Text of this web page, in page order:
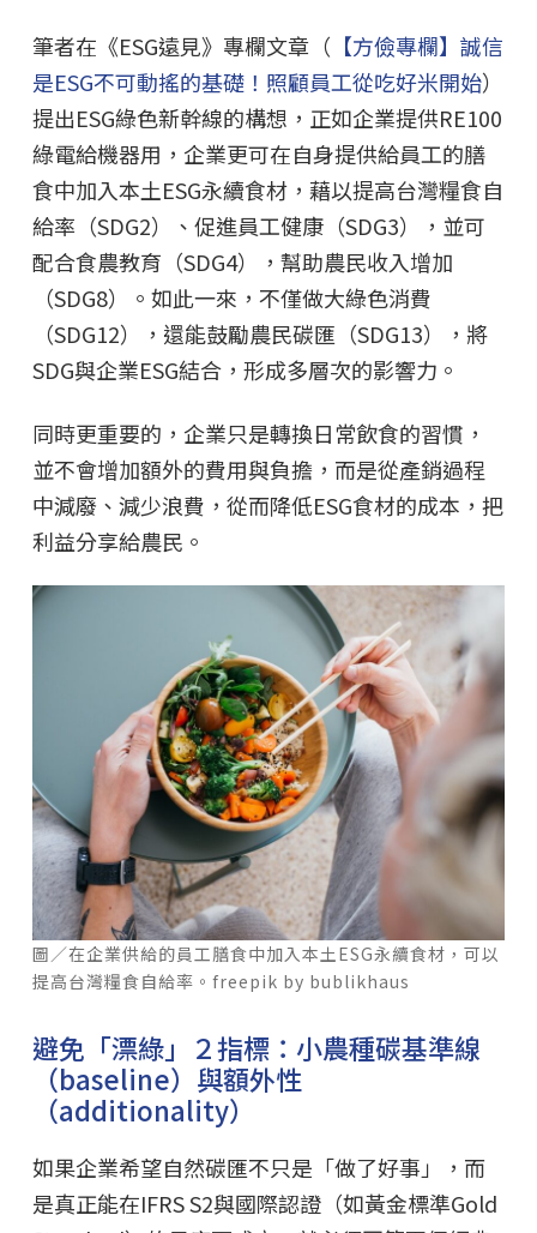
筆者在《ESG遠見》專欄文章（ 【方儉專欄】誠信
是ESG不可動搖的基礎！照顧員工從吃好米開始）
提出ESG綠色新幹線的構想，正如企業提供RE100
綠電給機器用，企業更可在自身提供給員工的膳
食中加入本土ESG永續食材，藉以提高台灣糧食自
給率（SDG2）、促進員工健康（SDG3），並可
配合食農教育（SDG4），幫助農民收入增加
（SDG8）。如此一來，不僅做大綠色消費
（SDG12），還能鼓勵農民碳匯（SDG13），將
SDG與企業ESG結合，形成多層次的影響力。
同時更重要的，企業只是轉換日常飲食的習慣，
並不會增加額外的費用與負擔，而是從產銷過程
中減廢、減少浪費，從而降低ESG食材的成本，把
利益分享給農民。
圖／在企業供給的員工膳食中加入本土ESG永續食材，可以
提高台灣糧食自給率。freepik by bublikhaus
避免「漂綠」２指標：小農種碳基準線
（baseline）與額外性
（additionality）
如果企業希望自然碳匯不只是「做了好事」，而
是真正能在IFRS S2與國際認證（如黃金標準Gold